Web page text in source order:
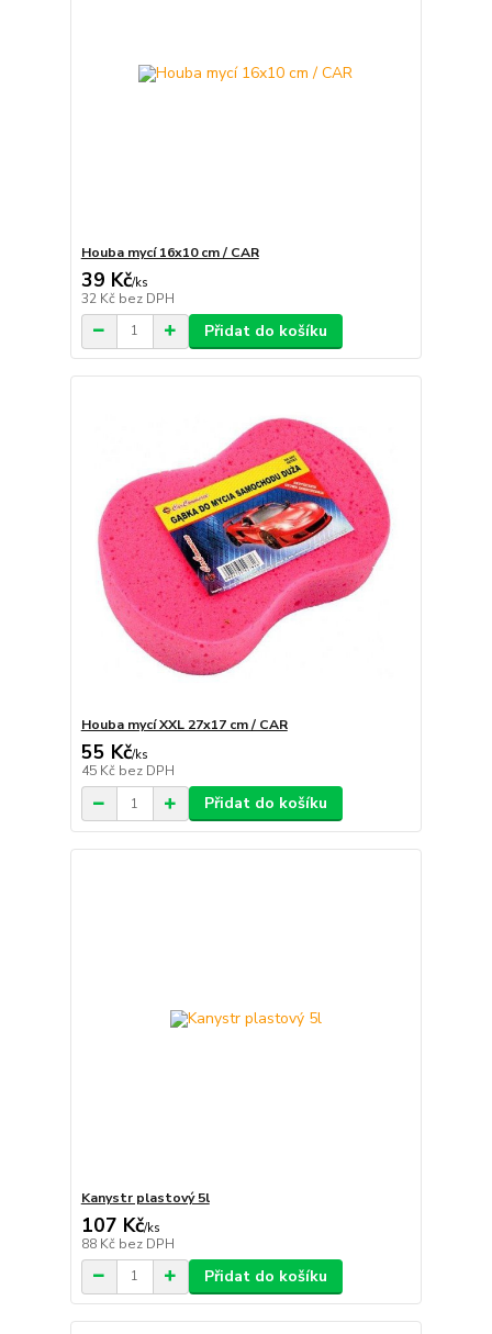
Houba mycí 16x10 cm / CAR
39 Kč/ks
32 Kč bez DPH
Přidat do košíku
Houba mycí XXL 27x17 cm / CAR
55 Kč/ks
45 Kč bez DPH
Přidat do košíku
Kanystr plastový 5l
107 Kč/ks
88 Kč bez DPH
Přidat do košíku